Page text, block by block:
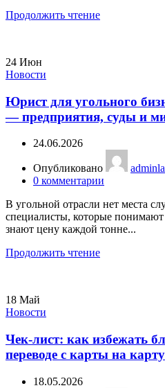
Продолжить чтение
24 Июн
Новости
Юрист для угольного
— предприятия, суды и
24.06.2026
Опубликовано
0 комментарии
В угольной отрасли нет места
специалисты, которые
знают цену каждой тонне...
Продолжить чтение
18 Май
Новости
Чек-лист: как избежать
переводе с карты на карту
18.05.2026